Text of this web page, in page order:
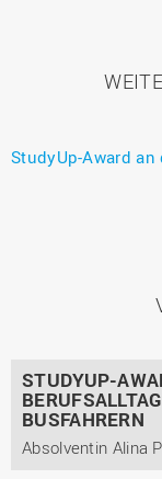
StudyUp-Award
STUDYUP-
BUSFAHRERN